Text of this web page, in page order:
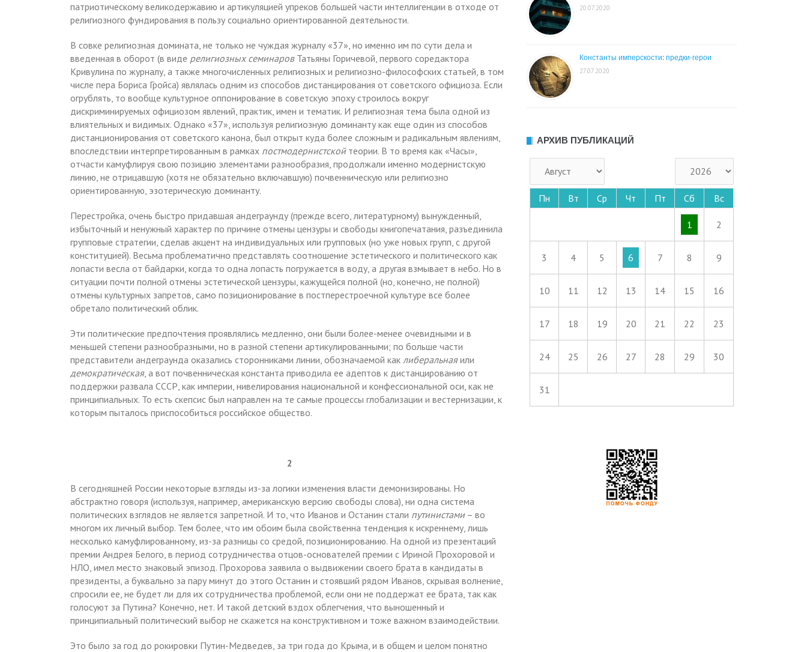
патриотическому великодержавию и артикуляцией упреков большей части интеллигенции в отходе от
религиозного фундирования в пользу социально ориентированной деятельности.
В совке религиозная домината, не только не чуждая журналу «37», но именно им по сути дела и
введенная в оборот (в виде религиозных семинаровТатьяны Горичевой, первого соредактора
Кривулина по журналу, а также многочисленных религиозных и религиозно-философских статьей, в том
числе пера Бориса Гройса) являлась одним из способов дистанцирования от советского официоза. Если
огрублять, то вообще культурное оппонирование в советскую эпоху строилось вокруг
дискриминируемых официозом явлений, практик, имен и тематик. И религиозная тема была одной из
влиятельных и видимых. Однако «37», используя религиозную доминанту как еще один из способов
дистанционирования от советского канона, был открыт куда более сложным и радикальным явлениям,
впоследствии интерпретированным в рамках постмодернистскойтеории. В то время как «Часы»,
отчасти камуфлируя свою позицию элементами разнообразия, продолжали именно модернистскую
линию, не отрицавшую (хотя не обязательно включавшую) почвенническую или религиозно
ориентированную, эзотерическую доминанту.
Перестройка, очень быстро придавшая андеграунду (прежде всего, литературному) вынужденный,
избыточный и ненужный характер по причине отмены цензуры и свободы книгопечатания, разъединила
групповые стратегии, сделав акцент на индивидуальных или групповых (но уже новых групп, с другой
конституцией). Весьма проблематично представлять соотношение эстетического и политического как
лопасти весла от байдарки, когда то одна лопасть погружается в воду, а другая взмывает в небо. Но в
ситуации почти полной отмены эстетической цензуры, кажущейся полной (но, конечно, не полной)
отмены культурных запретов, само позиционирование в постперестроечной культуре все более
обретало политический облик.
Эти политические предпочтения проявлялись медленно, они были более-менее очевидными и в
меньшей степени разнообразными, но в разной степени артикулированными; по больше части
представители андеграунда оказались сторонниками линии, обозначаемой как либеральнаяили
демократическая, а вот почвенническая константа приводила ее адептов к дистанцированию от
поддержки развала СССР, как империи, нивелирования национальной и конфессиональной оси, как не
принципиальных. То есть скепсис был направлен на те самые процессы глобализации и вестернизации, к
которым пыталось приспособиться российское общество.
2
В сегодняшней России некоторые взгляды из-за логики изменения власти демонизированы. Но
абстрактно говоря (используя, например, американскую версию свободы слова), ни одна система
политических взглядов не является запретной. И то, что Иванов и Останин стали путинистами– во
многом их личный выбор. Тем более, что им обоим была свойственна тенденция к искреннему, лишь
несколько камуфлированному, из-за разницы со средой, позиционированию. На одной из презентаций
премии Андрея Белого, в период сотрудничества отцов-основателей премии с Ириной Прохоровой и
НЛО, имел место знаковый эпизод. Прохорова заявила о выдвижении своего брата в кандидаты в
президенты, а буквально за пару минут до этого Останин и стоявший рядом Иванов, скрывая волнение,
спросили ее, не будет ли для их сотрудничества проблемой, если они не поддержат ее брата, так как
голосуют за Путина? Конечно, нет. И такой детский вздох облегчения, что выношенный и
принципиальный политический выбор не скажется на конструктивном и тоже важном взаимодействии.
Это было за год до рокировки Путин-Медведев, за три года до Крыма, и в общем и целом понятно
20.07.2020
Константы имперскости: предки-герои
27.07.2020
АРХИВ ПУБЛИКАЦИЙ
Пн Вт Ср Чт Пт Сб Вс
1 2
3 4 5 6 7 8 9
10 11 12 13 14 15 16
17 18 19 20 21 22 23
24 25 26 27 28 29 30
31